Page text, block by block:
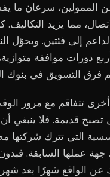
من الممولين، سرعان
مما يزيد التكاليف.
إلى فئتين. ويحوّل
دورات موافقة
فرق التسويق في بنوك
تتفاقم مع مرور
تصبح قديمة. فلا ينبغي
التي تترك شركتها
عملها السابقة.
عن الواقع شهرًا بعد